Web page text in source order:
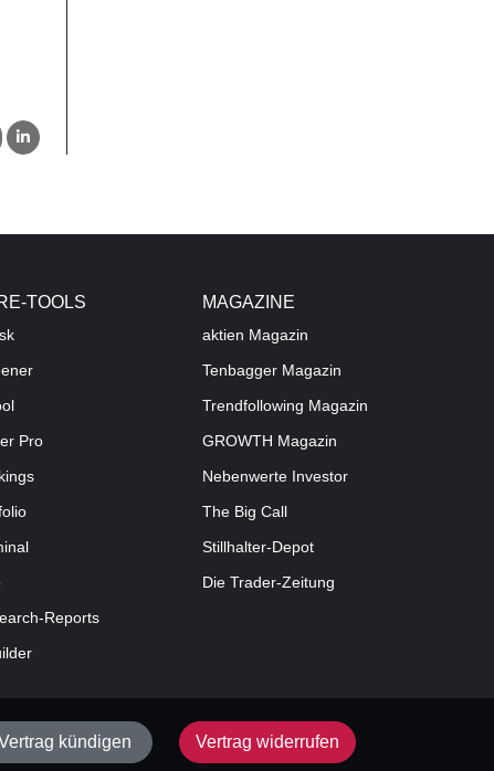
TOOLS
Pro
Reports
MAGAZINE
aktien Magazin
Tenbagger Magazin
Trendfollowing Magazin
GROWTH Magazin
Nebenwerte Investor
The Big Call
Stillhalter-Depot
Die Trader-Zeitung
kündigen Vertrag widerrufen